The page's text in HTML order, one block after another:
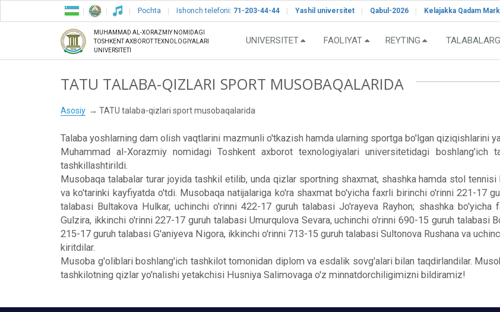
Pochta Ishonch telefoni: 71-203-44-44 Yashil universitet Qabul-2026 Kelajakka Qadam
MUHAMMAD AL-XORAZMIY NOMIDAGI
TOSHKENT AXBOROT TEXNOLOGIYALARI
UNIVERSITETI
UNIVERSITET FAOLIYAT REYTING
TATU TALABA-QIZLARI SPORT MUSOBAQALARIDA
Asosiy TATU talaba-qizlari sport musobaqalarida
Talaba yoshlarning dam olish vaqtlarini mazmunli o'tkazish hamda ularning sportga bo'lgan qiziqishlarini
Muhammad al-Xorazmiy nomidagi Toshkent axborot texnologiyalari universitetidagi
tashkillashtirildi.
Musobaqa talabalar turar joyida tashkil etilib, unda qizlar sportning shaxmat, shashka hamda stol
va ko'tarinki kayfiyatda o'tdi. Musobaqa natijalariga ko'ra shaxmat bo'yicha faxrli birinchi o'rinni 221-17
talabasi Bultakova Hulkar, uchinchi o'rinni 422-17 guruh talabasi Jo'rayeva Rayhon; shashka
Gulzira, ikkinchi o'rinni 227-17 guruh talabasi Umurqulova Sevara, uchinchi o'rinni 690-15 guruh
215-17 guruh talabasi G'aniyeva Nigora, ikkinchi o'rinni 713-15 guruh talabasi Sultonova Rushana va
kiritdilar.
Musoba g'oliblari boshlang'ich tashkilot tomonidan diplom va esdalik sovg'alari bilan taqdirlandilar.
tashkilotning qizlar yo'nalishi yetakchisi Husniya Salimovaga o'z minnatdorchiligimizni bildiramiz!